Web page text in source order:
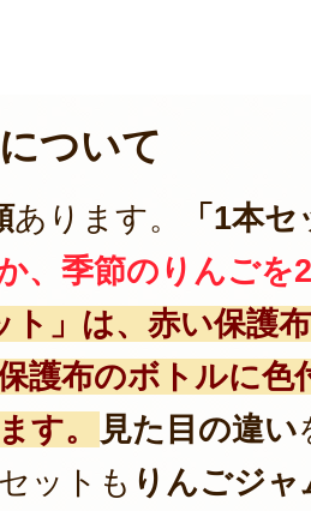
ついて
あります。
「1本
、季節のりんごを
ト」は、赤い保護
護布のボトルに色
す。
見た目の違い
ットも りんごジャ